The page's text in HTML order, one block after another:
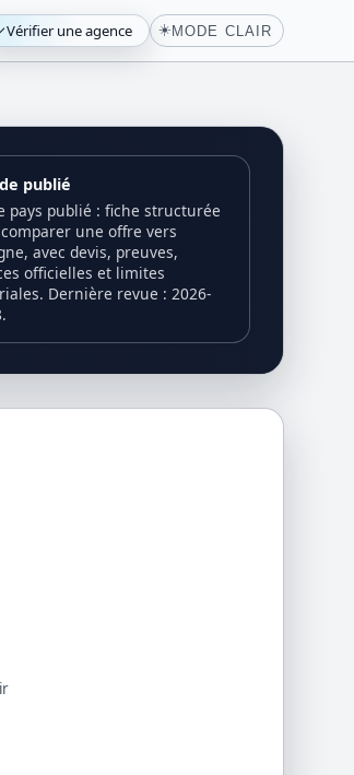
Vérifier une agence ☀️MODE CLAIR
publié
pays publié : fiche structurée
une offre vers
avec devis, preuves,
officielles et limites
Dernière revue : 2026-